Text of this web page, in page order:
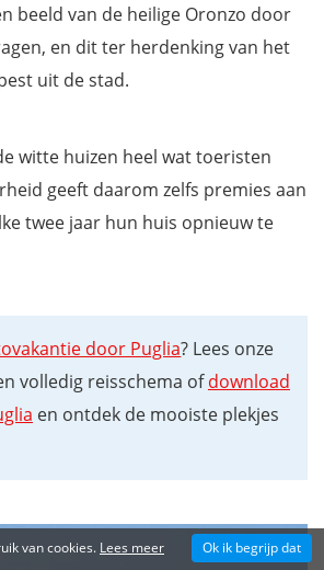
beeld van de heilige Oronzo door
en dit ter herdenking van het
uit de stad.
witte huizen heel wat toeristen
geeft daarom zelfs premies aan
twee jaar hun huis opnieuw te
door Puglia? Lees onze
volledig reisschema ofdownload
en ontdek de mooiste plekjes
van cookies. Lees meer Ok ik begrijp dat